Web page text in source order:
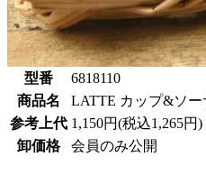
型番
6818110
商品名
LATTE カップ&ソ
参考上代 1,150円(税込1,265円)
卸価格
会員のみ公開